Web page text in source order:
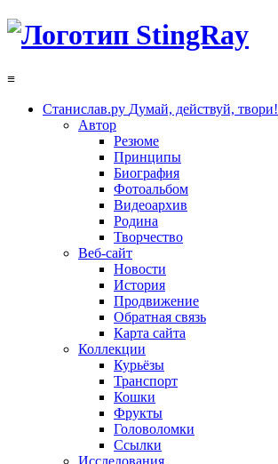
≡
Станислав.ру Думай, действуй, твори!
Автор
Резюме
Принципы
Биография
Фотоальбом
Видеоархив
Родина
Творчество
Веб-сайт
Новости
История
Продвижение
Обратная связь
Карта сайта
Коллекции
Курьёзы
Транспорт
Кошки
Фрукты
Головоломки
Ссылки
Исследования